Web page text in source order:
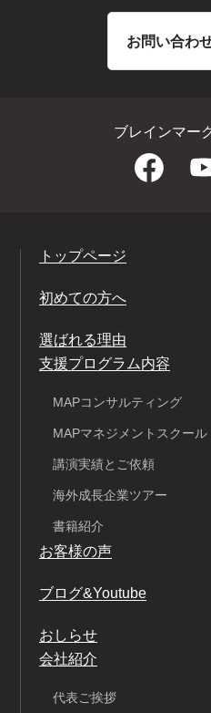
お問い合わ
ブレインマー
トップページ
初めての方へ
選ばれる理由
支援プログラム内容
MAPコンサルティング
MAPマネジメントスクール
講演実績とご依頼
海外成長企業ツアー
書籍紹介
お客様の声
ブログ&Youtube
おしらせ
会社紹介
代表ご挨拶